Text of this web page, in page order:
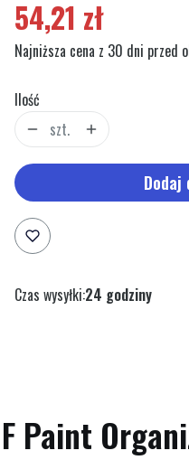
54,21 zł
Najniższa cena z 30 dni przed
Ilość
szt.
Dodaj
Czas wysyłki:24 godziny
Paint